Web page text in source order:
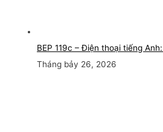
BEP 119c – Điện thoại tiếng
Tháng bảy 26, 2026